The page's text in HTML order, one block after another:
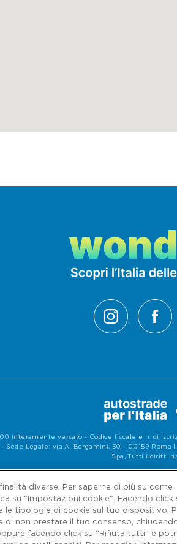
interamente versato - Codice fiscale e n. di
- Sede Legale: via A. Bergamini, 50 - 00159
Spa, Tutti i diritti
Privacy|
diverse. Per saperne di più su come
su "Impostazioni cookie". Facendo click
tipologie di cookie sul tuo dispositivo.
non prestare il tuo consenso,
facendo click su “Rifiuta tutti” e